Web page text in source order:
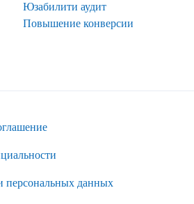
Юзабилити аудит
Повышение конверсии
персональных данных